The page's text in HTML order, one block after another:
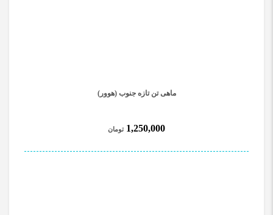
ماهی تن تازه جنوب (هوور)
1,250,000 تومان